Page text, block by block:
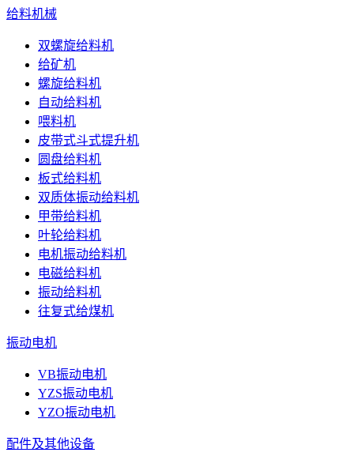
给料机械
双螺旋给料机
给矿机
螺旋给料机
自动给料机
喂料机
皮带式斗式提升机
圆盘给料机
板式给料机
双质体振动给料机
甲带给料机
叶轮给料机
电机振动给料机
电磁给料机
振动给料机
往复式给煤机
振动电机
VB振动电机
YZS振动电机
YZO振动电机
配件及其他设备